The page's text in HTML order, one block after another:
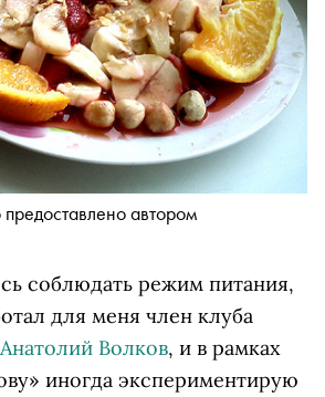
автором
соблюдать режим питания,
для меня член клуба
Анатолий Волков, и в рамках
иногда экспериментирую